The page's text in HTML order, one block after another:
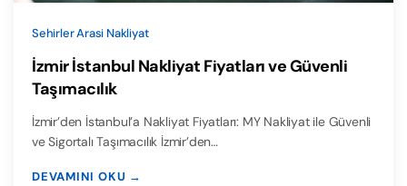
Sehirler Arasi Nakliyat
İzmir İstanbul Nakliyat Fiyatları ve Güvenli
Taşımacılık
İzmir’den İstanbul’a Nakliyat Fiyatları: MY Nakliyat ile Güvenli
ve Sigortalı Taşımacılık İzmir’den…
DEVAMINI OKU →